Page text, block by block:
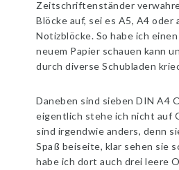
Zeitschriftenständer
Blöcke auf, sei es A5, A4 oder
Notizblöcke. So habe ich
neuem Papier schauen kann
durch diverse Schubladen
Daneben sind sieben DIN A4
eigentlich stehe ich nicht auf
sind irgendwie anders, denn
Spaß beiseite, klar sehen sie
habe ich dort auch drei leere